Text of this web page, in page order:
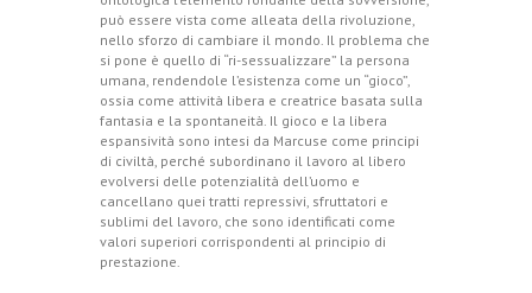
può essere vista come alleata della rivoluzione,
nello sforzo di cambiare il mondo. Il problema che
si pone è quello di “ri-sessualizzare” la persona
umana, rendendole l’esistenza come un “gioco”,
ossia come attività libera e creatrice basata sulla
fantasia e la spontaneità. Il gioco e la libera
espansività sono intesi da Marcuse come principi
di civiltà, perché subordinano il lavoro al libero
evolversi delle potenzialità dell’uomo e
cancellano quei tratti repressivi, sfruttatori e
sublimi del lavoro, che sono identificati come
valori superiori corrispondenti al principio di
prestazione.